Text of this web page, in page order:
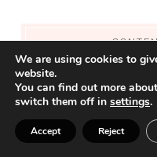
15 Cortes Bob que
que Están
Cómo vestir bien en
We are using cookies to
website.
You can find out more
switch them off in settings.
Accept Reject